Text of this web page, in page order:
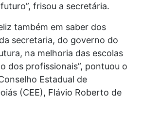
frisou a secretária.
também em saber dos
secretaria, do governo do
na melhoria das escolas
dos profissionais”, pontuou o
Estadual de
(CEE), Flávio Roberto de